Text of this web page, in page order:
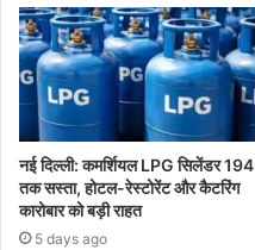
नई दिल्ली: कमर्शियल LPG सिलेंडर 194
तक सस्ता, होटल-रेस्टोरेंट और कैटरिंग
कारोबार को बड़ी राहत
5 days ago